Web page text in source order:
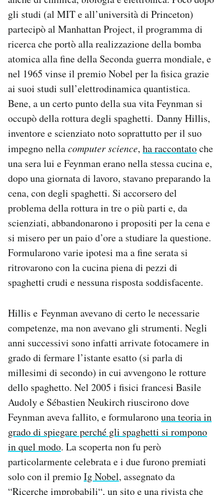
gli studi (al MIT e all’università di Princeton)
partecipò al Manhattan Project, il programma di
ricerca che portò alla realizzazione della bomba
atomica alla fine della Seconda guerra mondiale, e
nel 1965 vinse il premio Nobel per la fisica grazie
ai suoi studi sull’elettrodinamica quantistica.
Bene, a un certo punto della sua vita Feynman si
occupò della rottura degli spaghetti. Danny Hillis,
inventore e scienziato noto soprattutto per il suo
impegno nellacomputer science, ha raccontatoche
una sera lui e Feynman erano nella stessa cucina e,
dopo una giornata di lavoro, stavano preparando la
cena, con degli spaghetti. Si accorsero del
problema della rottura in tre o più parti e, da
scienziati, abbandonarono i propositi per la cena e
si misero per un paio d’ore a studiare la questione.
Formularono varie ipotesi ma a fine serata si
ritrovarono con la cucina piena di pezzi di
spaghetti crudi e nessuna risposta soddisfacente.
Hillis e Feynman avevano di certo le necessarie
competenze, ma non avevano gli strumenti. Negli
anni successivi sono infatti arrivate fotocamere in
grado di fermare l’istante esatto (si parla di
millesimi di secondo) in cui avvengono le rotture
dello spaghetto. Nel 2005 i fisici francesi Basile
Audoly e Sébastien Neukirch riuscirono dove
Feynman aveva fallito, e formularonouna teoria in
grado di spiegare perché gli spaghetti si rompono
in quel modo. La scoperta non fu però
particolarmente celebrata e i due furono premiati
solo con il premioIg Nobel, assegnato da
“Ricerche improbabili“, un sito e una rivista che